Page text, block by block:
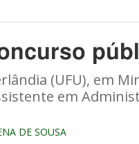
(UFU), em
em
DE SOUSA